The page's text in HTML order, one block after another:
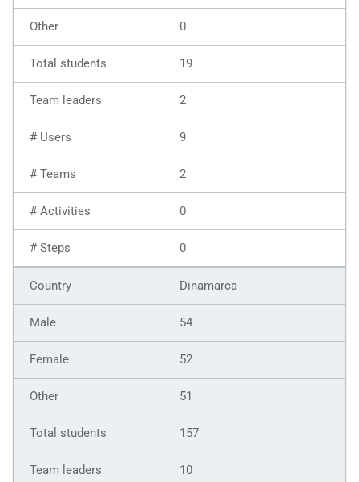
0
19
2
9
2
0
0
Dinamarca
54
52
51
157
10